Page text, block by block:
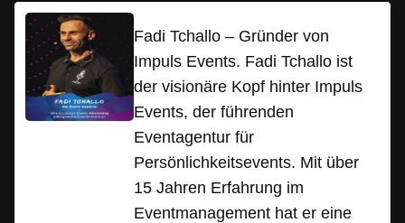
Fadi Tchallo – Gründer von
Impuls Events. Fadi Tchallo ist
der visionäre Kopf hinter Impuls
Events, der führenden
Eventagentur für
Persönlichkeitsevents. Mit über
15 Jahren Erfahrung im
Eventmanagement hat er eine